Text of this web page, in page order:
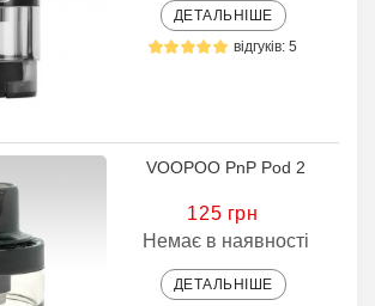
ДЕТАЛЬНІШЕ
відгуків: 5
VOOPOO PnP Pod 2
125 грн
Немає в наявності
ДЕТАЛЬНІШЕ